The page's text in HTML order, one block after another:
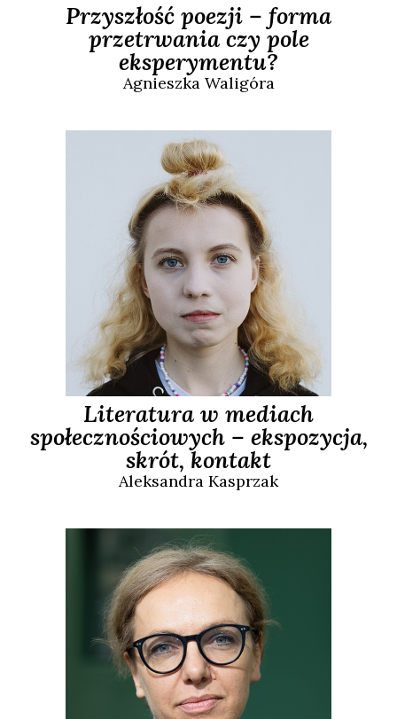
Przyszłość poezji – forma
przetrwania czy pole
eksperymentu?
AgnieszkaWaligóra
Literatura w mediach
społecznościowych – ekspozycja,
skrót, kontakt
Aleksandra Kasprzak